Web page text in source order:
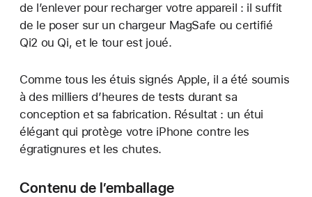
de l’enlever pour recharger votre appareil : il suffit
de le poser sur un chargeur MagSafe ou certifié
Qi2 ou Qi, et le tour est joué.
Comme tous les étuis signés Apple, il a été soumis
à des milliers d’heures de tests durant sa
conception et sa fabrication. Résultat : un étui
élégant qui protège votre iPhone contre les
égratignures et les chutes.
Contenu de l’emballage